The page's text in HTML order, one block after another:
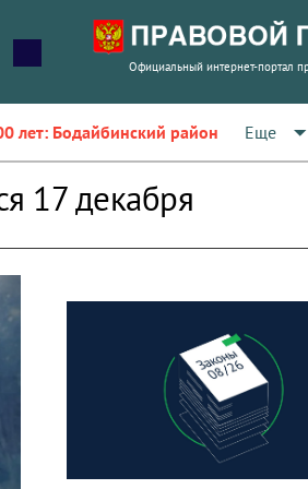
Официальный интернет-портал
лет: Бодайбинский район Еще arrow_drop_down
17 декабря